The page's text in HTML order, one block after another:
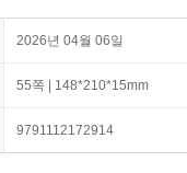
2026년 04월 06일
55쪽 | 148*210*15mm
9791112172914